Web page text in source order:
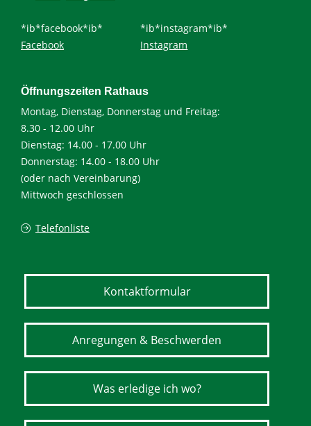
*ib*facebook*ib*
Facebook
*ib*instagram*ib*
Instagram
Öffnungszeiten Rathaus
Montag, Dienstag, Donnerstag und Freitag:
8.30 - 12.00 Uhr
Dienstag: 14.00 - 17.00 Uhr
Donnerstag: 14.00 - 18.00 Uhr
(oder nach Vereinbarung)
Mittwoch geschlossen
Telefonliste
Kontaktformular
Anregungen & Beschwerden
Was erledige ich wo?